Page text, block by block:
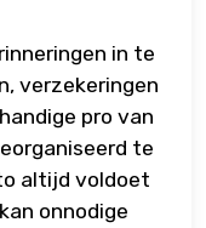
in te
verzekeringen
pro van
te
altijd voldoet
onnodige